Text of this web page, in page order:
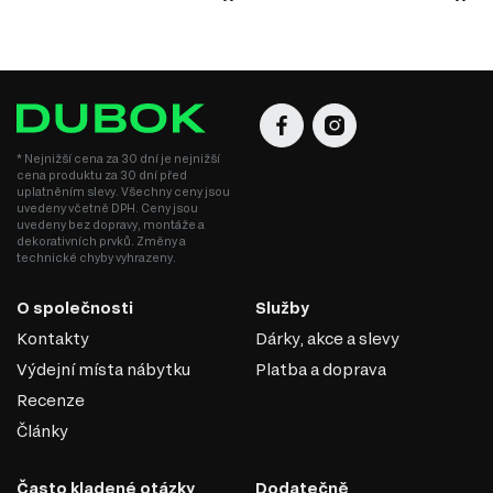
výrobě, které umožňuje vytvářet jak standardní, tak
* Nejnižší cena za 30 dní je nejnižší
cena produktu za 30 dní před
uplatněním slevy. Všechny ceny jsou
uvedeny včetně DPH. Ceny jsou
uvedeny bez dopravy, montáže a
dekorativních prvků. Změny a
technické chyby vyhrazeny.
O společnosti
Kontakty
Výdejní místa nábytku
Recenze
Články
Služby
Dárky, akce a slevy
Platba a doprava
Často kladené otázky Dodatečně